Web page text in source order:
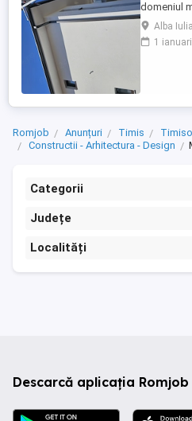
domeniul
incepe de
Alba
1
Romjob Anunțuri Timis
Constructii - Arhitectura - Design
Categorii
Județe
Localități
Descarcă aplicația Romjob